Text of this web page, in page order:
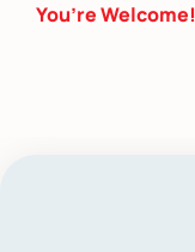
You’re Welcome!